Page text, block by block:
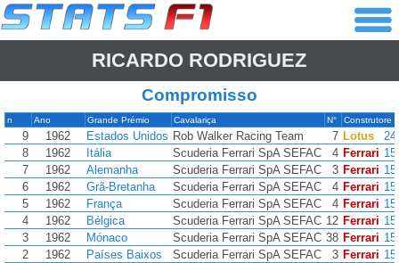
RICARDO RODRIGUEZ
Compromisso
n Ano Grande Prémio Cavalariça N° Construtore
9 1962 Estados Unidos Rob Walker Racing Team 7 Lotus
24
8
1962 Itália Scuderia Ferrari SpA SEFAC 4 Ferrari
7
1962 Alemanha Scuderia Ferrari SpA SEFAC 3 Ferrari
6
1962 Grã-Bretanha Scuderia Ferrari SpA SEFAC 4 Ferrari
5
1962 França Scuderia Ferrari SpA SEFAC 4 Ferrari
4
1962 Bélgica Scuderia Ferrari SpA SEFAC 12 Ferrari
3
1962 Mónaco Scuderia Ferrari SpA SEFAC 38 Ferrari
2
1962 Países Baixos Scuderia Ferrari SpA SEFAC 3 Ferrari